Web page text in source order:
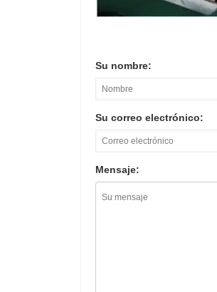
Su nombre:
Su correo electrónico:
Mensaje: